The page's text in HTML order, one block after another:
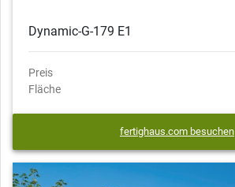
Dynamic-G-179 E1
Preis
Fläche
fertighaus.com besuchen